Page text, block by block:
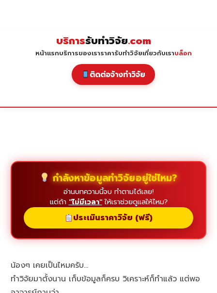
บริการรับทำวิจัย.com
หน้าแรกบริการของเราราคารับทำวิจัยเกี่ยวกับเราบล็อก
ติดต่อจ้างทำวิจัย
กำลังหาข้อมูลทำวิจัยอยู่ใช่ไหม?
อ่านบทความนี้จบ ทำตามได้เลย!
แต่ถ้า "ไม่มีเวลา"ให้เราช่วยดูแลให้ไหม?
ประเมินราคาวิจัย (ฟรี)
น้องๆ เคยเป็นไหมครับ…
ทำวิจัยมาตั้งนาน เก็บข้อมูลก็ครบ วิเคราะห์ก็ทำแล้ว แต่พอ